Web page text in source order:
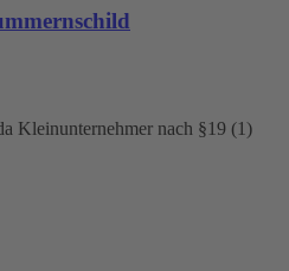
Kleinunternehmer nach §19 (1)